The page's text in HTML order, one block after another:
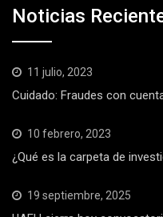
Noticias
11 julio, 2023
Cuidado: Fraudes con
10 febrero, 2023
¿Qué es la carpeta de
19 septiembre, 2025